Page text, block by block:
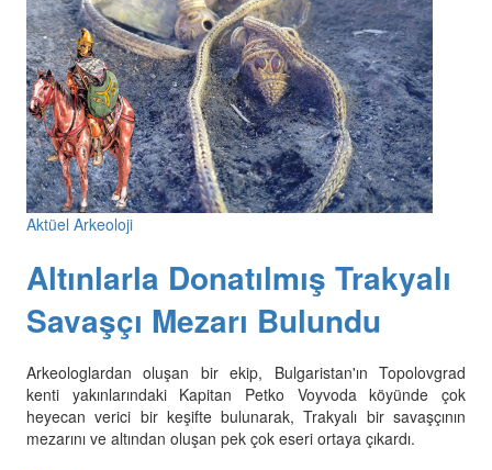
Aktüel Arkeoloji
Altınlarla Donatılmış Trakyalı
Savaşçı Mezarı Bulundu
Arkeologlardan oluşan bir ekip, Bulgaristan'ın Topolovgrad
kenti yakınlarındaki Kapitan Petko Voyvoda köyünde çok
heyecan verici bir keşifte bulunarak, Trakyalı bir savaşçının
mezarını ve altından oluşan pek çok eseri ortaya çıkardı.